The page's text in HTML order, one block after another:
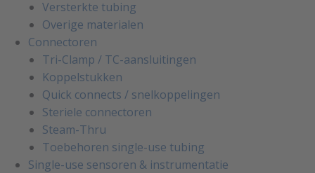
Versterkte tubing
Overige materialen
Connectoren
Tri-Clamp / TC-aansluitingen
Koppelstukken
Quick connects / snelkoppelingen
Steriele connectoren
Steam-Thru
Toebehoren single-use tubing
Single-use sensoren & instrumentatie